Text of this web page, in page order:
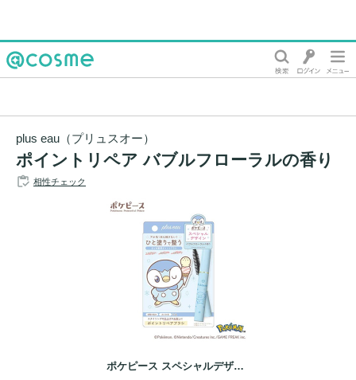
plus eau（プリュスオー）
ポイントリペア バブルフローラルの香り
相性チェック
ポケピース スペシャルデザイン ポッチャマ